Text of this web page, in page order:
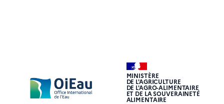
MINISTÈRE
DE L'AGRICULTURE
DE L'AGRO-ALIMENTAIRE
ET DE LA SOUVERAINETÉ
ALIMENTAIRE